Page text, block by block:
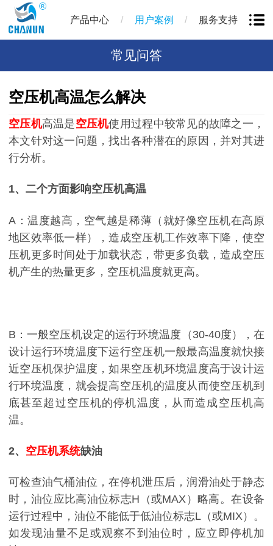
产品中心 / 用户案例 / 服务支持
常见问答
空压机高温怎么解决
空压机高温是空压机使用过程中较常见的故障之一，
本文针对这一问题，找出各种潜在的原因，并对其进
行分析。
1、二个方面影响空压机高温
A：温度越高，空气越是稀薄（就好像空压机在高原
地区效率低一样），造成空压机工作效率下降，使空
压机更多时间处于加载状态，带更多负载，造成空压
机产生的热量更多，空压机温度就更高。
B：一般空压机设定的运行环境温度（30-40度），在
设计运行环境温度下运行空压机一般最高温度就快接
近空压机保护温度，如果空压机环境温度高于设计运
行环境温度，就会提高空压机的温度从而使空压机到
底甚至超过空压机的停机温度，从而造成空压机高
温。
2、 空压机系统缺油
可检查油气桶油位，在停机泄压后，润滑油处于静态
时，油位应比高油位标志H（或MAX）略高。在设备
运行过程中，油位不能低于低油位标志L（或MIX）。
如发现油量不足或观察不到油位时，应立即停机加